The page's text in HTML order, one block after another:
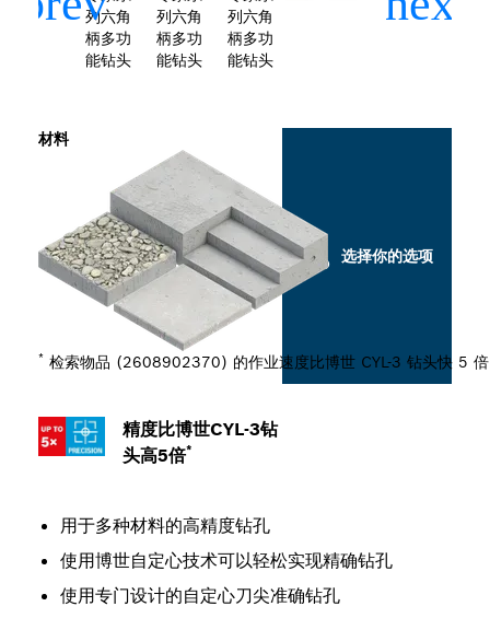
精度比博世CYL-3钻
头高5倍*
用于多种材料的高精度钻孔
使用博世自定心技术可以轻松实现精确钻孔
使用专门设计的自定心刀尖准确钻孔
材料
* 检索物品 (2608902370) 的作业速度比博世 CYL-3 钻头快 5 倍
选择你的选项